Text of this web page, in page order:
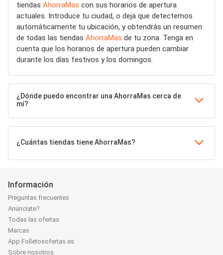
tiendas AhorraMas con sus horarios de apertura
actuales. Introduce tu ciudad, o deja que detectemos
automáticamente tu ubicación, y obtendrás un resumen
de todas las tiendas AhorraMas de tu zona. Tenga en
cuenta que los horarios de apertura pueden cambiar
durante los días festivos y los domingos.
¿Dónde puedo encontrar una AhorraMas cerca de
mí?
¿Cuántas tiendas tiene AhorraMas?
Información
Preguntas frecuentes
Anúnciate?
Todas las ofertas
Marcas
App Folletosofertas.es
Sobre nosotros